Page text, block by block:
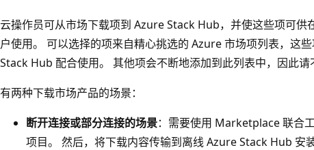
云操作员可从市场下载项到 Azure Stack Hub，并使这些项可
户使用。 可以选择的项来自精心挑选的 Azure 市场项列表，这
Stack Hub 配合使用。 其他项会不断地添加到此列表中，因此请
有两种下载市场产品的场景：
断开连接或部分连接的场景：需要使用 Marketplace 联合
项目。 然后，将下载内容传输到离线 Azure Stack Hub 安